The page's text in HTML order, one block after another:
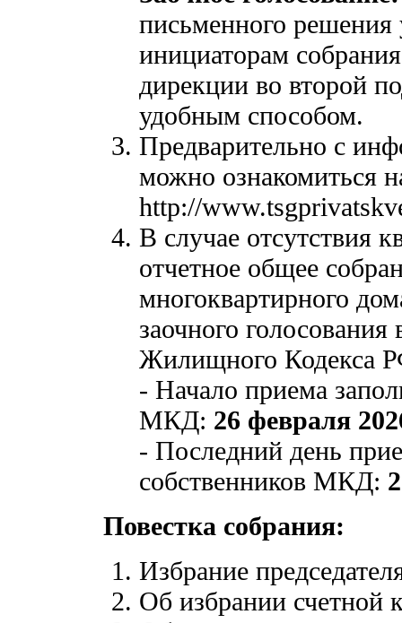
письменного решения
инициаторам
дирекции во второй
удобным способом.
Предварительно с
можно ознакомиться
http://
В случае отсутствия
отчетное общее
многоквартирного
заочного голосования
Жилищного Кодекса
- Начало приема
МКД: 26 февраля
- Последний день
собственников МКД:
Повестка собрания:
Избрание
Об избрании счетной